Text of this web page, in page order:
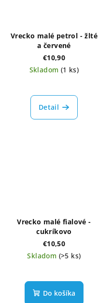
Vrecko malé petrol - žlté
a červené
€10,90
Skladom (1 ks)
Detail
Vrecko malé fialové -
cukríkovo
€10,50
Skladom (>5 ks)
Do košíka